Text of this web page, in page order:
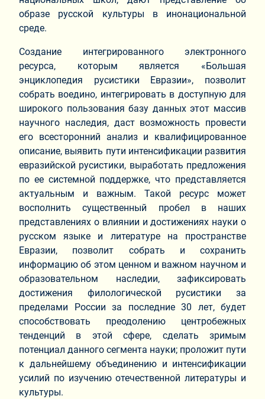
образе русской культуры в инонациональной
среде.
Создание интегрированного электронного
ресурса, которым является «Большая
энциклопедия русистики Евразии», позволит
собрать воедино, интегрировать в доступную для
широкого пользования базу данных этот массив
научного наследия, даст возможность провести
его всесторонний анализ и квалифицированное
описание, выявить пути интенсификации развития
евразийской русистики, выработать предложения
по ее системной поддержке, что представляется
актуальным и важным. Такой ресурс может
восполнить существенный пробел в наших
представлениях о влиянии и достижениях науки о
русском языке и литературе на пространстве
Евразии, позволит собрать и сохранить
информацию об этом ценном и важном научном и
образовательном наследии, зафиксировать
достижения филологической русистики за
пределами России за последние 30 лет, будет
способствовать преодолению центробежных
тенденций в этой сфере, сделать зримым
потенциал данного сегмента науки; проложит пути
к дальнейшему объединению и интенсификации
усилий по изучению отечественной литературы и
культуры.